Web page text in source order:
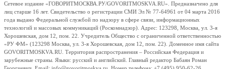
Сетевое издание «ГОВОРИТМОСКВА.РУ/GOVORITMOSKVA.RU». Предназначено для
лиц старше 16 лет. Свидетельство о регистрации СМИ Эл № 77-64961 от 04 марта 2016
года выдано Федеральной службой по надзору в сфере связи, информационных
технологий и массовых коммуникаций (Роскомнадзор). Адрес: 123298, Москва, ул. 3-я
Хорошевская, дом 12, пом. 22. Учредитель Общество с ограниченной ответственностью
«РУ ФМ» (123298 Москва, ул. 3-я Хорошевская, дом 12, пом. 22). Доменное имя сайта
GOVORITMOSKVA.RU. Территория распространения – Российская Федерация и
зарубежные страны. Языки: русский и английский. Главный редактор Бабаян Роман